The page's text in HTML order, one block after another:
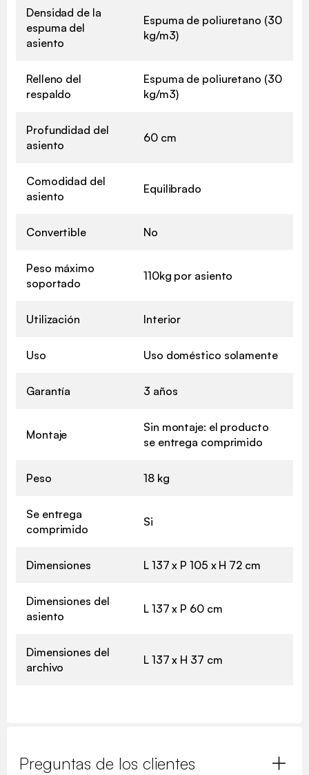
Densidad de la
espuma del
asiento
Espuma de poliuretano (30
kg/m3)
Relleno del
respaldo
Espuma de poliuretano (30
kg/m3)
Profundidad del
asiento
60 cm
Comodidad del
asiento
Equilibrado
Convertible No
Peso máximo
soportado
110kg por asiento
Utilización Interior
Uso Uso doméstico solamente
Garantía 3 años
Montaje
Sin montaje: el producto
se entrega comprimido
Peso 18 kg
Se entrega
comprimido
Si
Dimensiones L 137 x P 105 x H 72 cm
Dimensiones del
asiento
L 137 x P 60 cm
Dimensiones del
archivo
L 137 x H 37 cm
Preguntas de los clientes